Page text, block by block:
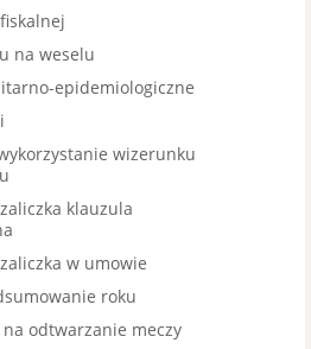
na weselu
epidemiologiczne
wizerunku
klauzula
w umowie
roku
odtwarzanie meczy